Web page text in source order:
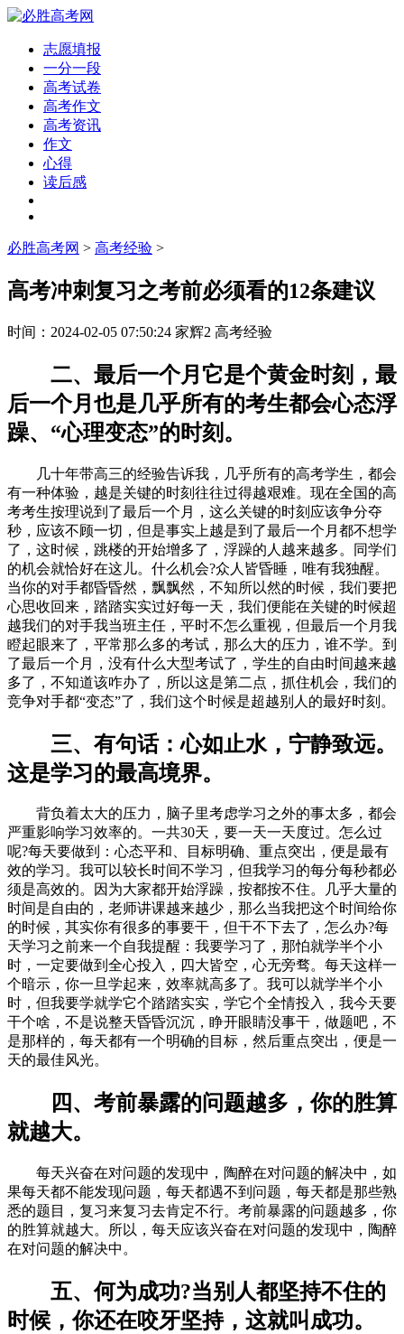
志愿填报
一分一段
高考试卷
高考作文
高考资讯
作文
心得
读后感
必胜高考网 > 高考经验 >
高考冲刺复习之考前必须看的12条建议
时间： 2024-02-05 07:50:24 家辉2 高考经验
二、最后一个月它是个黄金时刻，最
后一个月也是几乎所有的考生都会心态浮
躁、“心理变态”的时刻。
几十年带高三的经验告诉我，几乎所有的高考学生，都会
有一种体验，越是关键的时刻往往过得越艰难。现在全国的高
考考生按理说到了最后一个月，这么关键的时刻应该争分夺
秒，应该不顾一切，但是事实上越是到了最后一个月都不想学
了，这时候，跳楼的开始增多了，浮躁的人越来越多。同学们
的机会就恰好在这儿。什么机会?众人皆昏睡，唯有我独醒。
当你的对手都昏昏然，飘飘然，不知所以然的时候，我们要把
心思收回来，踏踏实实过好每一天，我们便能在关键的时候超
越我们的对手我当班主任，平时不怎么重视，但最后一个月我
瞪起眼来了，平常那么多的考试，那么大的压力，谁不学。到
了最后一个月，没有什么大型考试了，学生的自由时间越来越
多了，不知道该咋办了，所以这是第二点，抓住机会，我们的
竞争对手都“变态”了，我们这个时候是超越别人的最好时刻。
三、有句话：心如止水，宁静致远。
这是学习的最高境界。
背负着太大的压力，脑子里考虑学习之外的事太多，都会
严重影响学习效率的。一共30天，要一天一天度过。怎么过
呢?每天要做到：心态平和、目标明确、重点突出，便是最有
效的学习。我可以较长时间不学习，但我学习的每分每秒都必
须是高效的。因为大家都开始浮躁，按都按不住。几乎大量的
时间是自由的，老师讲课越来越少，那么当我把这个时间给你
的时候，其实你有很多的事要干，但干不下去了，怎么办?每
天学习之前来一个自我提醒：我要学习了，那怕就学半个小
时，一定要做到全心投入，四大皆空，心无旁骛。每天这样一
个暗示，你一旦学起来，效率就高多了。我可以就学半个小
时，但我要学就学它个踏踏实实，学它个全情投入，我今天要
干个啥，不是说整天昏昏沉沉，睁开眼睛没事干，做题吧，不
是那样的，每天都有一个明确的目标，然后重点突出，便是一
天的最佳风光。
四、考前暴露的问题越多，你的胜算
就越大。
每天兴奋在对问题的发现中，陶醉在对问题的解决中，如
果每天都不能发现问题，每天都遇不到问题，每天都是那些熟
悉的题目，复习来复习去肯定不行。考前暴露的问题越多，你
的胜算就越大。所以，每天应该兴奋在对问题的发现中，陶醉
在对问题的解决中。
五、何为成功?当别人都坚持不住的
时候，你还在咬牙坚持，这就叫成功。